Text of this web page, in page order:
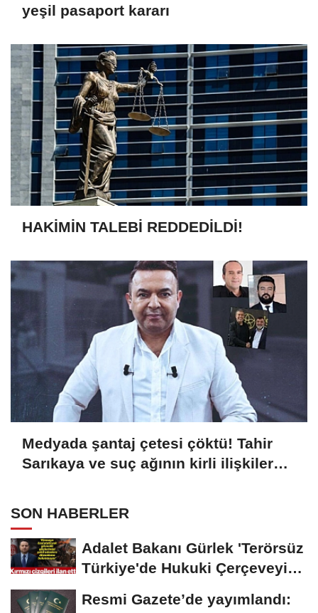
yeşil pasaport kararı
HAKİMİN TALEBİ REDDEDİLDİ!
Medyada şantaj çetesi çöktü! Tahir
Sarıkaya ve suç ağının kirli ilişkiler
SON HABERLER
Adalet Bakanı Gürlek 'Terörsüz
Türkiye'de Hukuki Çerçeveyi
Resmi Gazete’de yayımlandı: